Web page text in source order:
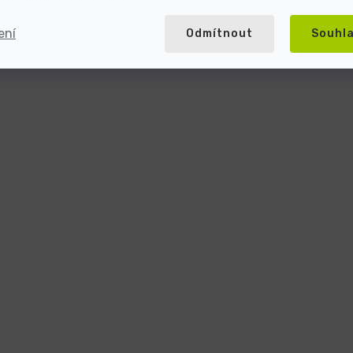
Odmítnout